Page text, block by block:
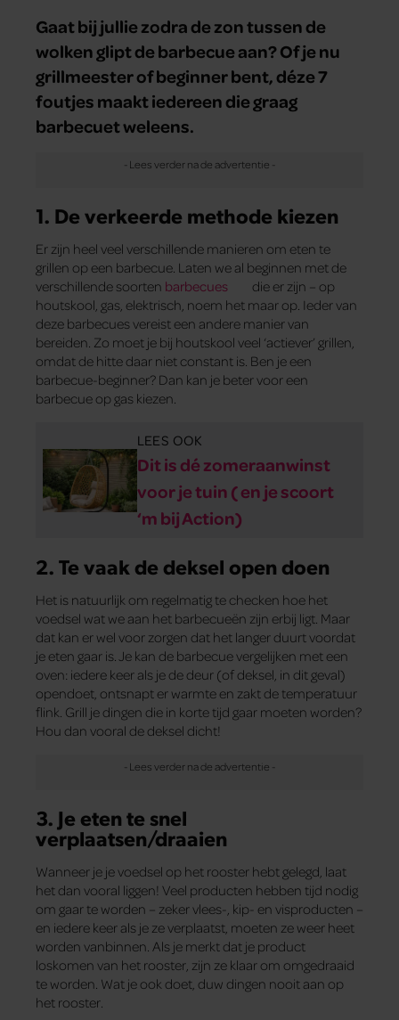
Gaat bij jullie zodra de zon tussen de
wolken glipt de barbecue aan? Of je nu
grillmeester of beginner bent, déze 7
foutjes maakt iedereen die graag
barbecuet weleens.
1. De verkeerde methode kiezen
Er zijn heel veel verschillende manieren om eten te
grillen op een barbecue. Laten we al beginnen met de
verschillende soorten barbecues
die er zijn – op
houtskool, gas, elektrisch, noem het maar op. Ieder van
deze barbecues vereist een andere manier van
bereiden. Zo moet je bij houtskool veel ‘actiever’ grillen,
omdat de hitte daar niet constant is. Ben je een
barbecue-beginner? Dan kan je beter voor een
barbecue op gas kiezen.
LEES OOK
Dit is dé zomeraanwinst
voor je tuin ( en je scoort
‘m bij Action)
2. Te vaak de deksel open doen
Het is natuurlijk om regelmatig te checken hoe het
voedsel wat we aan het barbecueën zijn erbij ligt. Maar
dat kan er wel voor zorgen dat het langer duurt voordat
je eten gaar is. Je kan de barbecue vergelijken met een
oven: iedere keer als je de deur (of deksel, in dit geval)
opendoet, ontsnapt er warmte en zakt de temperatuur
flink. Grill je dingen die in korte tijd gaar moeten worden?
Hou dan vooral de deksel dicht!
3. Je eten te snel
verplaatsen/draaien
Wanneer je je voedsel op het rooster hebt gelegd, laat
het dan vooral liggen! Veel producten hebben tijd nodig
om gaar te worden – zeker vlees-, kip- en visproducten –
en iedere keer als je ze verplaatst, moeten ze weer heet
worden vanbinnen. Als je merkt dat je product
loskomen van het rooster, zijn ze klaar om omgedraaid
te worden. Wat je ook doet, duw dingen nooit aan op
het rooster.